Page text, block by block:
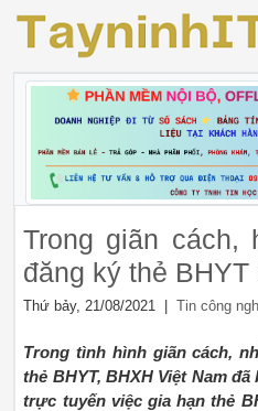
Trong giãn cách,
đăng ký thẻ
Thứ bảy, 21/08/2021 |Tin công
Trong tình hình giãn cách,
thẻ BHYT, BHXH Việt Nam
trực tuyến việc gia hạn thẻ